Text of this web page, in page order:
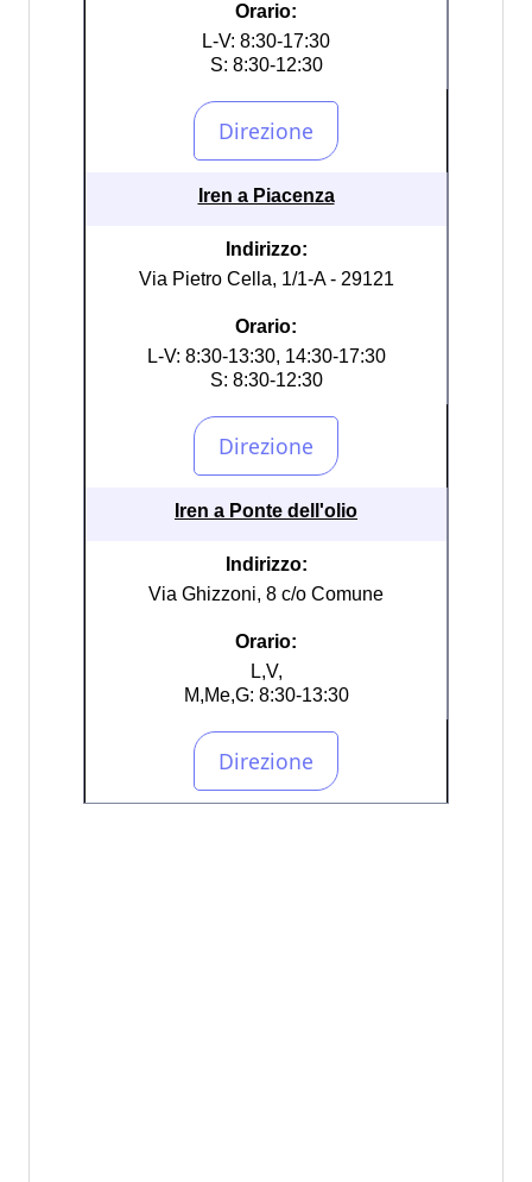
Orario:
L-V: 8:30-17:30
S: 8:30-12:30
Iren a Piacenza
Indirizzo:
Via Pietro Cella, 1/1-A - 29121
Orario:
L-V: 8:30-13:30, 14:30-17:30
S: 8:30-12:30
Iren a Ponte dell'olio
Indirizzo:
Via Ghizzoni, 8 c/o Comune
Orario:
L,V,
M,Me,G: 8:30-13:30